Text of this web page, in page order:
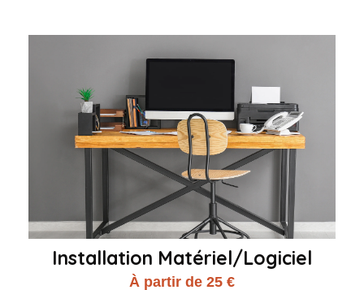
Installation Matériel/Logiciel
À partir de 25 €